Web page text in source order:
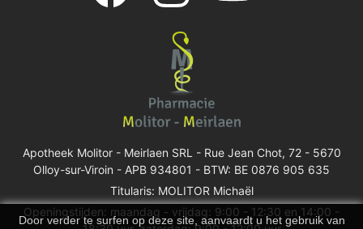
Door verder te surfen op deze site, aanvaardt u het gebruik van
Apotheek Molitor - Meirlaen SRL - Rue Jean Chot, 72 - 5670
Olloy-sur-Viroin - APB 934801 - BTW: BE 0876 905 635
Titularis: MOLITOR Michaël
Openingstijden: maandag - vrijdag: 9:00 - 12:30 en 14:00 -